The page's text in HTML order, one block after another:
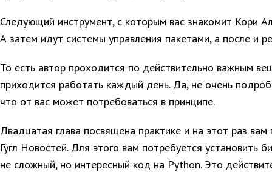
Следующий инструмент, с которым вас знакомит Кори
А затем идут системы управления пакетами, а после и
То есть автор проходится по действительно важным
приходится работать каждый день. Да, не очень
что от вас может потребоваться в принципе.
Двадцатая глава посвящена практике и на этот раз вам
Гугл Новостей. Для этого вам потребуется установить
не сложный, но интересный код на Python. Это